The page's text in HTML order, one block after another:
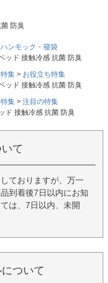
防臭
ンモック・寝袋
ッド 接触冷感 抗菌 防臭
集
お役立ち特集
ッド 接触冷感 抗菌 防臭
集
注目の特集
ド 接触冷感 抗菌 防臭
て
ておりますが、万一
到着後7日以内にお知
は、7日以内、未開
ついて